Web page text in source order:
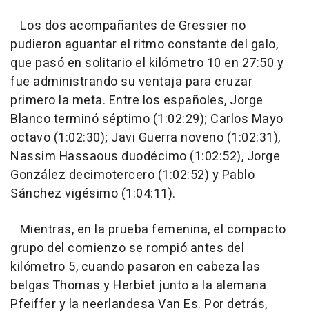
Los dos acompañantes de Gressier no
pudieron aguantar el ritmo constante del galo,
que pasó en solitario el kilómetro 10 en 27:50 y
fue administrando su ventaja para cruzar
primero la meta. Entre los españoles, Jorge
Blanco terminó séptimo (1:02:29); Carlos Mayo
octavo (1:02:30); Javi Guerra noveno (1:02:31),
Nassim Hassaous duodécimo (1:02:52), Jorge
González decimotercero (1:02:52) y Pablo
Sánchez vigésimo (1:04:11).
Mientras, en la prueba femenina, el compacto
grupo del comienzo se rompió antes del
kilómetro 5, cuando pasaron en cabeza las
belgas Thomas y Herbiet junto a la alemana
Pfeiffer y la neerlandesa Van Es. Por detrás,